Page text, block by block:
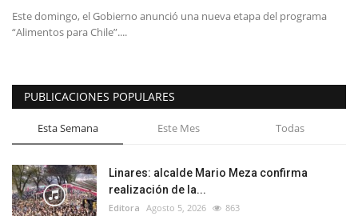
Este domingo, el Gobierno anunció una nueva etapa del programa
“Alimentos para Chile”....
PUBLICACIONES POPULARES
Esta Semana Este Mes Todas
Linares: alcalde Mario Meza confirma
realización de la...
Editora Agosto 5, 2026 863